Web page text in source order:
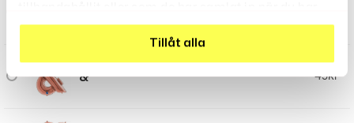
använt deras tjänster.
Tillåt alla
& 49kr